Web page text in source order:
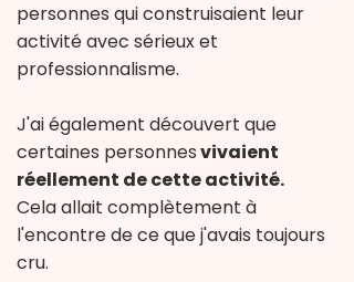
personnes qui construisaient leur
activité avec sérieux et
professionnalisme.
J'ai également découvert que
certaines personnesvivaient
réellement de cette activité.
Cela allait complètement à
l'encontre de ce que j'avais toujours
cru.